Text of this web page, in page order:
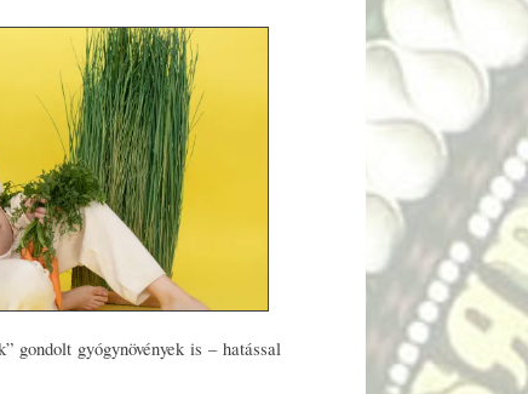
gondolt gyógynövények is – hatással